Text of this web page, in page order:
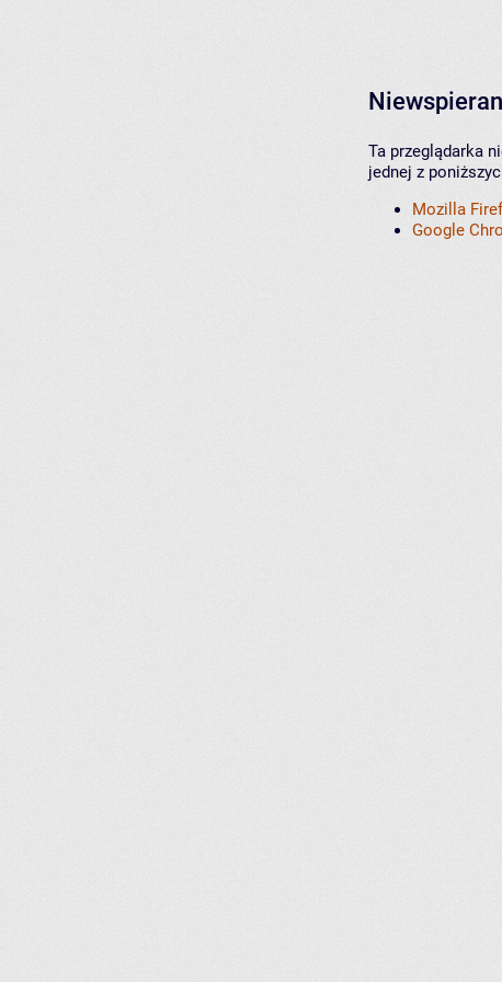
Ta przeglądarka
jednej z
Mozilla
Google